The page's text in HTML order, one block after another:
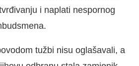
i naplati nespornog
tužbi nisu oglašavali, a